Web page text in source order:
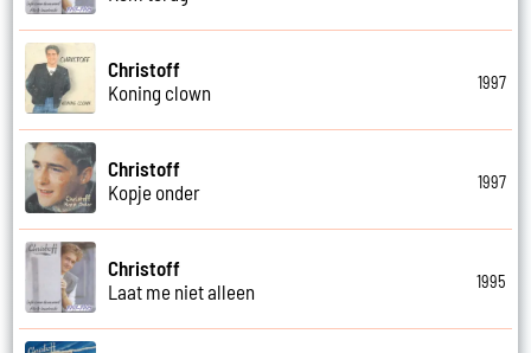
Christoff
Koning clown
1997
Christoff
Kopje onder
1997
Christoff
Laat me niet alleen
1995